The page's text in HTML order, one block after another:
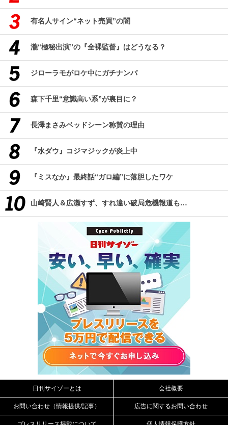
有名人サイン“ネット売買”の闇
瀧“極秘出演”の『全裸監督』はどうなる？
ジローラモがロケ中にガチナンパ
森下千里“意識高い系”が裏目に？
長澤まさみベッドシーン称賛の理由
『水ダウ』コジマジックが炎上中
『ミスなか』最終話“ガロ編”に落胆したワケ
山崎賢人＆広瀬すず、すれ違い破局危機報道も…
日刊サイゾーとは 会社概要
お問い合わせ（情報提供/記事） 広告に関するお問い合わせ